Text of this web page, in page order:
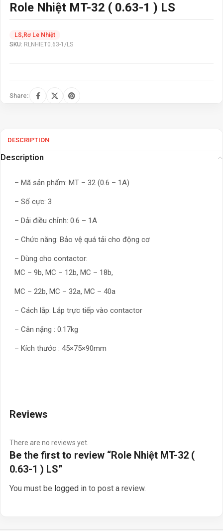
Role Nhiệt MT-32 ( 0.63-1 ) LS
SKU: RLNHIET0.63-1/LS
LS,Rơ Le Nhiệt
Share:
DESCRIPTION
Description
– Mã sản phẩm: MT – 32 (0.6 – 1A)
– Số cực: 3
– Dải điều chỉnh: 0.6 – 1A
– Chức năng: Bảo vệ quá tải cho động cơ
– Dùng cho contactor:
MC – 9b, MC – 12b, MC – 18b,
MC – 22b, MC – 32a, MC – 40a
– Cách lắp: Lắp trực tiếp vào contactor
– Cân nặng : 0.17kg
– Kích thước : 45×75×90mm
Reviews
There are no reviews yet.
Be the first to review “Role Nhiệt MT-32 (
0.63-1 ) LS”
You must be logged in to post a review.